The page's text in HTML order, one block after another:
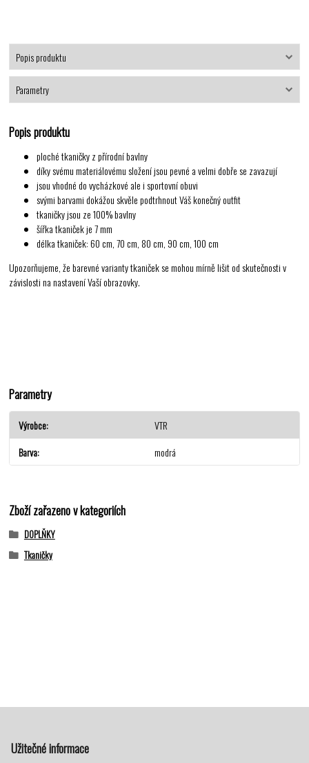
Popis produktu
Parametry
Popis produktu
ploché tkaničky z přírodní bavlny
díky svému materiálovému složení jsou pevné a velmi dobře se zavazují
jsou vhodné do vycházkové ale i sportovní obuvi
svými barvami dokážou skvěle podtrhnout Váš konečný outfit
tkaničky jsou ze 100% bavlny
šířka tkaniček je 7 mm
délka tkaniček: 60 cm, 70 cm, 80 cm, 90 cm, 100 cm
Upozorňujeme, že barevné varianty tkaniček se mohou mírně lišit od skutečnosti v
závislosti na nastavení Vaší obrazovky.
Parametry
Výrobce
VTR
Barva
modrá
Zboží zařazeno v kategoriích
DOPLŇKY
Tkaničky
Užitečné informace